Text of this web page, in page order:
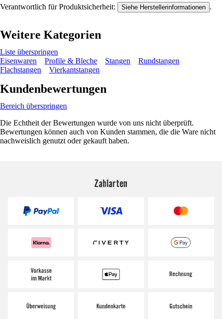
Verantwortlich für Produktsicherheit: Siehe Herstellerinformationen .
Weitere Kategorien
Liste überspringen
Eisenwaren
Profile & Bleche Stangen
Rundstangen
Flachstangen
Vierkantstangen
Kundenbewertungen
Bereich überspringen
Die Echtheit der Bewertungen wurde von uns nicht überprüft.
Bewertungen können auch von Kunden stammen, die die Ware nicht
nachweislich genutzt oder gekauft haben.
Zahlarten